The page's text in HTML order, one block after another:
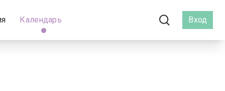
Календарь Вход